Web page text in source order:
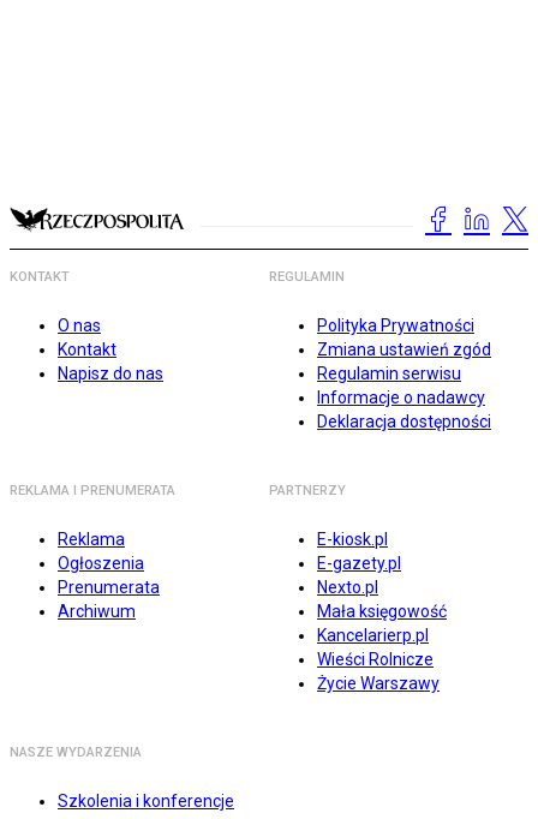
KONTAKT
O nas
Kontakt
Napisz do nas
REGULAMIN
Polityka Prywatności
Zmiana ustawień zgód
Regulamin serwisu
Informacje o nadawcy
Deklaracja dostępności
REKLAMA I PRENUMERATA
Reklama
Ogłoszenia
Prenumerata
Archiwum
PARTNERZY
E-kiosk.pl
E-gazety.pl
Nexto.pl
Mała księgowość
Kancelarierp.pl
Wieści Rolnicze
Życie Warszawy
NASZE WYDARZENIA
Szkolenia i konferencje